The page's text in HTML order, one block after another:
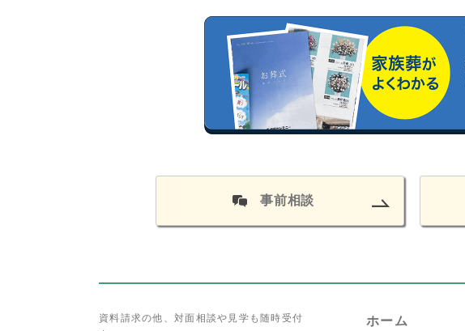
事前相談
資料請求の他、対面相談や見学も随時受付
ホーム